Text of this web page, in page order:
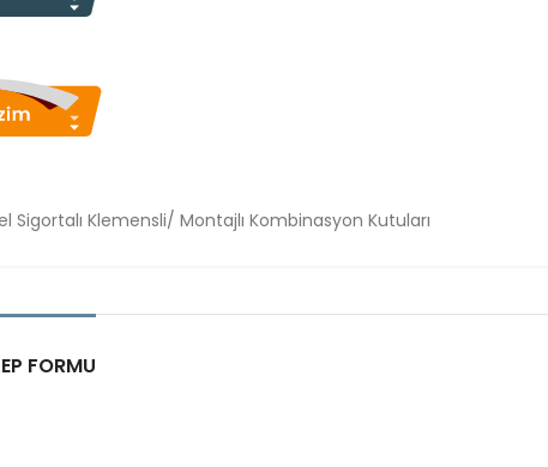
Sigortalı Klemensli/ Montajlı Kombinasyon Kutuları
FORMU